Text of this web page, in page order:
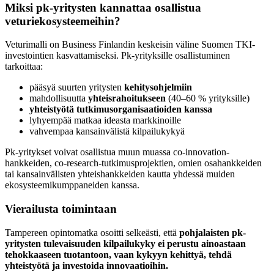
Miksi pk-yritysten kannattaa osallistua
veturiekosysteemeihin?
Veturimalli on Business Finlandin keskeisin väline Suomen TKI-
investointien kasvattamiseksi. Pk-yrityksille osallistuminen
tarkoittaa:
pääsyä suurten yritysten kehitysohjelmiin
mahdollisuutta yhteisrahoitukseen (40–60 % yrityksille)
yhteistyötä tutkimusorganisaatioiden kanssa
lyhyempää matkaa ideasta markkinoille
vahvempaa kansainvälistä kilpailukykyä
Pk-yritykset voivat osallistua muun muassa co-innovation-
hankkeiden, co-research-tutkimusprojektien, omien osahankkeiden
tai kansainvälisten yhteishankkeiden kautta yhdessä muiden
ekosysteemikumppaneiden kanssa.
Vierailusta toimintaan
Tampereen opintomatka osoitti selkeästi, että pohjalaisten pk-
yritysten tulevaisuuden kilpailukyky ei perustu ainoastaan
tehokkaaseen tuotantoon, vaan kykyyn kehittyä, tehdä
yhteistyötä ja investoida innovaatioihin.